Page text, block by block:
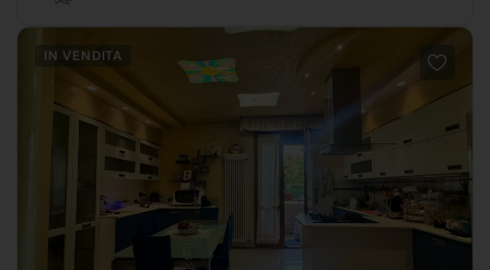
IN VENDITA